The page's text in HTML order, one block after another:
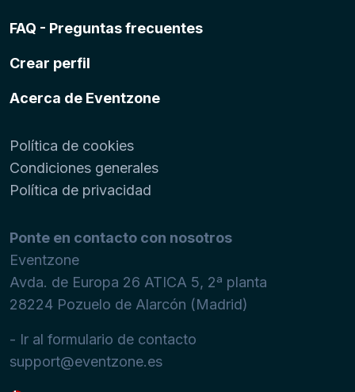
FAQ - Preguntas frecuentes
Crear perfil
Acerca de Eventzone
Política de cookies
Condiciones generales
Política de privacidad
Ponte en contacto con nosotros
Eventzone
Avda. de Europa 26 ATICA 5, 2ª planta
28224 Pozuelo de Alarcón (Madrid)
- Ir al formulario de contacto
support@eventzone.es